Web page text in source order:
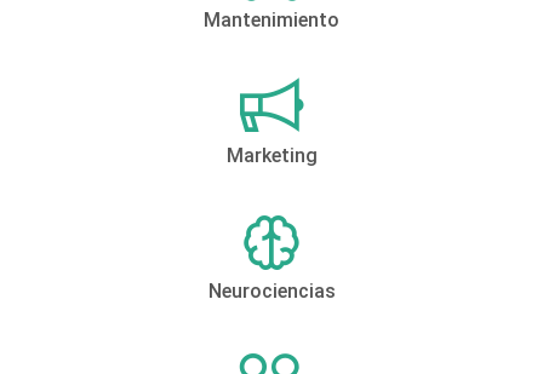
Mantenimiento
Marketing
Neurociencias